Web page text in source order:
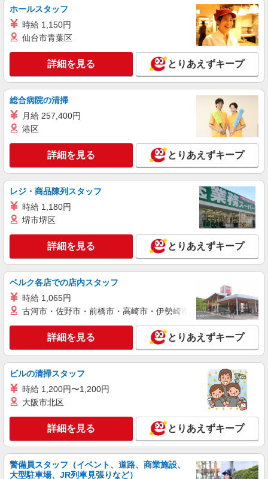
時給1,170円 試用期間あり（期間中も同時給）
1,170円×実働5時間勤務×月16日＝93,600円
埼玉県越谷市レイクタウン3丁目1-1 イオンレ
キープ 詳細を見る
apres les cours イオンレイクタウンmori
ベビー・子ども服販売スタッフ【フルタイム】
時給1,170円 試用期間あり（期間中も同時給）
交通費別途支給（月4万円まで） ＜月収例＞ 時給
1,170円×実働8時間勤務×月20日＝187,200円
埼玉県越谷市レイクタウン3丁目1-1 イオンレ
イクタウンmori 3F
キープ 詳細を見る
アルバイト パート
BREEZE イオンレイクタウンmori
ベビー・子ども服販売スタッフ【週4日・16
時〜／学生歓迎】
時給1,170円 試用期間あり（期間中も同時給）
交通費別途支給（月4万円まで） ＜月収例＞ 時給
1,170円×実働5時間勤務×月16日＝93,600円
埼玉県越谷市レイクタウン3丁目1-1 イオンレ
イクタウンmori 3F
キープ 詳細を見る
アルバイト
オペーク ドット クリップ
販売スタッフ
［アルバイト・パート］時給1,200円〜1,360円
※経験・能力により優遇します。
埼玉県越谷市レイクタウン3丁目1番地1 イオ
ンレイクタウンmori
キープ 詳細を見る
ホールスタッフ
時給 1,150円
仙台市青葉区
詳細を見る とりあえずキープ
総合病院の清掃
月給 257,400円
港区
詳細を見る とりあえずキープ
レジ・商品陳列スタッフ
時給 1,180円
堺市堺区
詳細を見る とりあえずキープ
ベルク各店での店内スタッフ
時給 1,065円
古河市・佐野市・前橋市・高崎市・伊勢崎市・太田市・館林市
詳細を見る とりあえずキープ
ビルの清掃スタッフ
時給 1,200円〜1,200円
大阪市北区
詳細を見る とりあえずキープ
警備員スタッフ（イベント、道路、商業施設、
大型駐車場、JR列車見張りなど）